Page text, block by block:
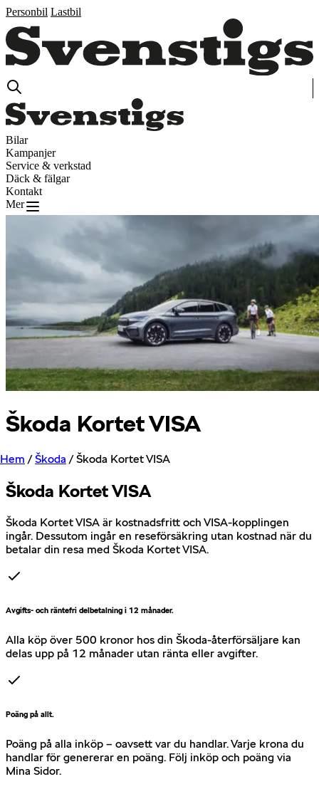
Personbil Lastbil
Bilar
Kampanjer
Service & verkstad
Däck & fälgar
Kontakt
Mer
Škoda Kortet VISA
Hem /Škoda /Škoda Kortet VISA
Škoda Kortet VISA
Škoda Kortet VISA är kostnadsfritt och VISA-kopplingen
ingår. Dessutom ingår en reseförsäkring utan kostnad när du
betalar din resa med Škoda Kortet VISA.
Avgifts- och räntefri delbetalning i 12 månader.
Alla köp över 500 kronor hos din Škoda-återförsäljare kan
delas upp på 12 månader utan ränta eller avgifter.
Poäng på allt.
Poäng på alla inköp – oavsett var du handlar. Varje krona du
handlar för genererar en poäng. Följ inköp och poäng via
Mina Sidor.